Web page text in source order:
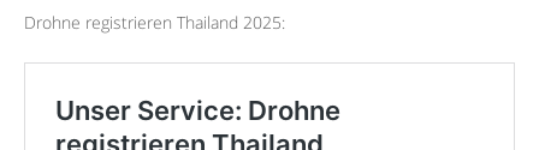
Drohne registrieren Thailand 2025: